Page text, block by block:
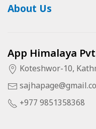
About Us
App Himalaya
Koteshwor-10,
+977 9851358368